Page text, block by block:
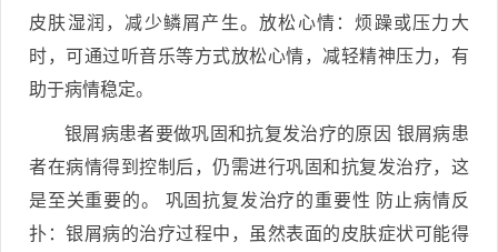
皮肤湿润，减少鳞屑产生。放松心情：烦躁或压力大
时，可通过听音乐等方式放松心情，减轻精神压力，有
助于病情稳定。
银屑病患者要做巩固和抗复发治疗的原因 银屑病患
者在病情得到控制后，仍需进行巩固和抗复发治疗，这
是至关重要的。 巩固抗复发治疗的重要性 防止病情反
扑：银屑病的治疗过程中，虽然表面的皮肤症状可能得